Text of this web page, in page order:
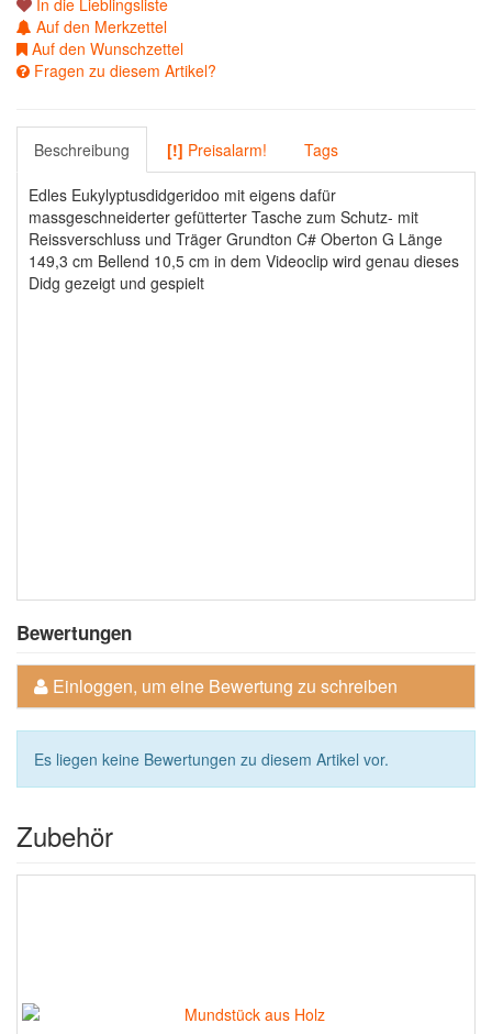
In die Lieblingsliste
Auf den Merkzettel
Auf den Wunschzettel
Fragen zu diesem Artikel?
Beschreibung [!] Preisalarm! Tags
Edles Eukylyptusdidgeridoo mit eigens dafür
massgeschneiderter gefütterter Tasche zum Schutz- mit
Reissverschluss und Träger Grundton C# Oberton G Länge
149,3 cm Bellend 10,5 cm in dem Videoclip wird genau dieses
Didg gezeigt und gespielt
Bewertungen
Einloggen, um eine Bewertung zu schreiben
Es liegen keine Bewertungen zu diesem Artikel vor.
Zubehör